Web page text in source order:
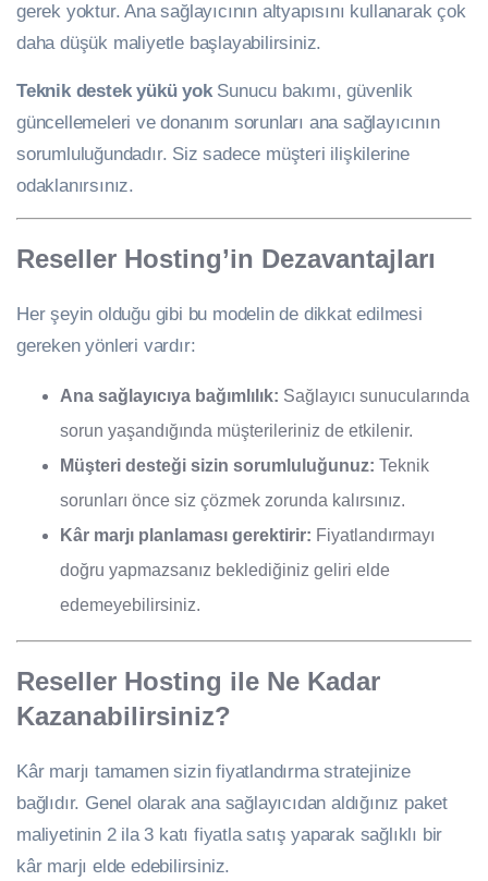
gerek yoktur. Ana sağlayıcının altyapısını kullanarak çok
daha düşük maliyetle başlayabilirsiniz.
Teknik destek yükü yokSunucu bakımı, güvenlik
güncellemeleri ve donanım sorunları ana sağlayıcının
sorumluluğundadır. Siz sadece müşteri ilişkilerine
odaklanırsınız.
Reseller Hosting’in Dezavantajları
Her şeyin olduğu gibi bu modelin de dikkat edilmesi
gereken yönleri vardır:
Ana sağlayıcıya bağımlılık: Sağlayıcı sunucularında
sorun yaşandığında müşterileriniz de etkilenir.
Müşteri desteği sizin sorumluluğunuz: Teknik
sorunları önce siz çözmek zorunda kalırsınız.
Kâr marjı planlaması gerektirir: Fiyatlandırmayı
doğru yapmazsanız beklediğiniz geliri elde
edemeyebilirsiniz.
Reseller Hosting ile Ne Kadar
Kazanabilirsiniz?
Kâr marjı tamamen sizin fiyatlandırma stratejinize
bağlıdır. Genel olarak ana sağlayıcıdan aldığınız paket
maliyetinin 2 ila 3 katı fiyatla satış yaparak sağlıklı bir
kâr marjı elde edebilirsiniz.